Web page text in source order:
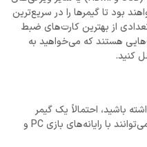
بود تا گیمرها را در سریع‌ترین
از بهترین کارت‌های ضبط
هستند که می‌خواهید به
کنید.
باشید، احتمالاً یک گیمر
کنسول هستید. اما کارت‌های کپچر زیر می‌توانند با رایانه‌های بازی PC و